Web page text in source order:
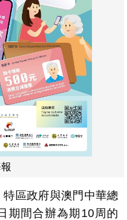
區政府與澳門中華總
期間合辦為期10周的